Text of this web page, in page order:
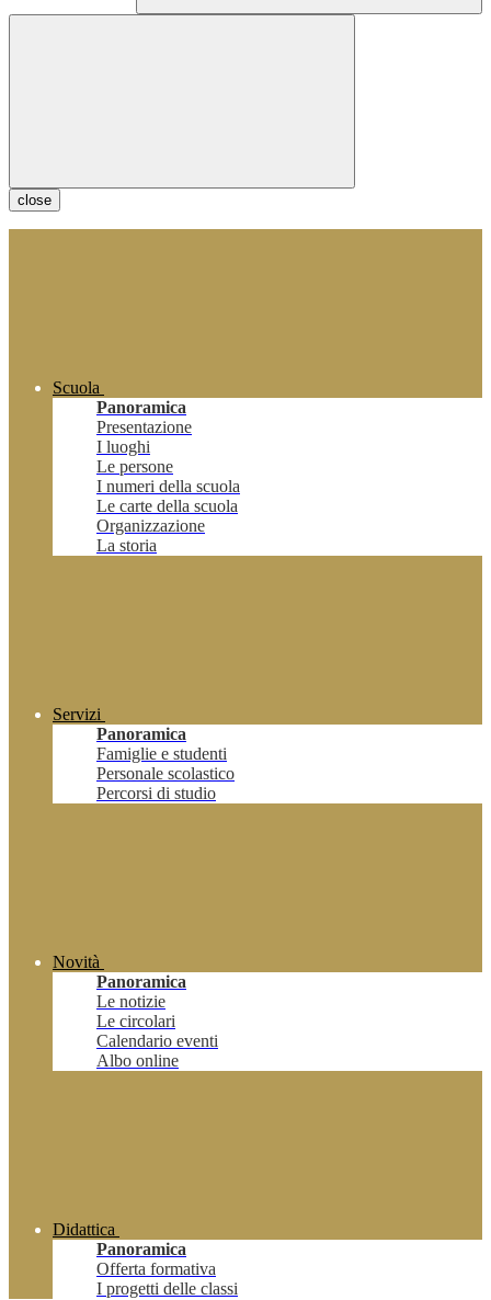
close
Scuola
Panoramica
Presentazione
I luoghi
Le persone
I numeri della scuola
Le carte della scuola
Organizzazione
La storia
Servizi
Panoramica
Famiglie e studenti
Personale scolastico
Percorsi di studio
Novità
Panoramica
Le notizie
Le circolari
Calendario eventi
Albo online
Didattica
Panoramica
Offerta formativa
I progetti delle classi